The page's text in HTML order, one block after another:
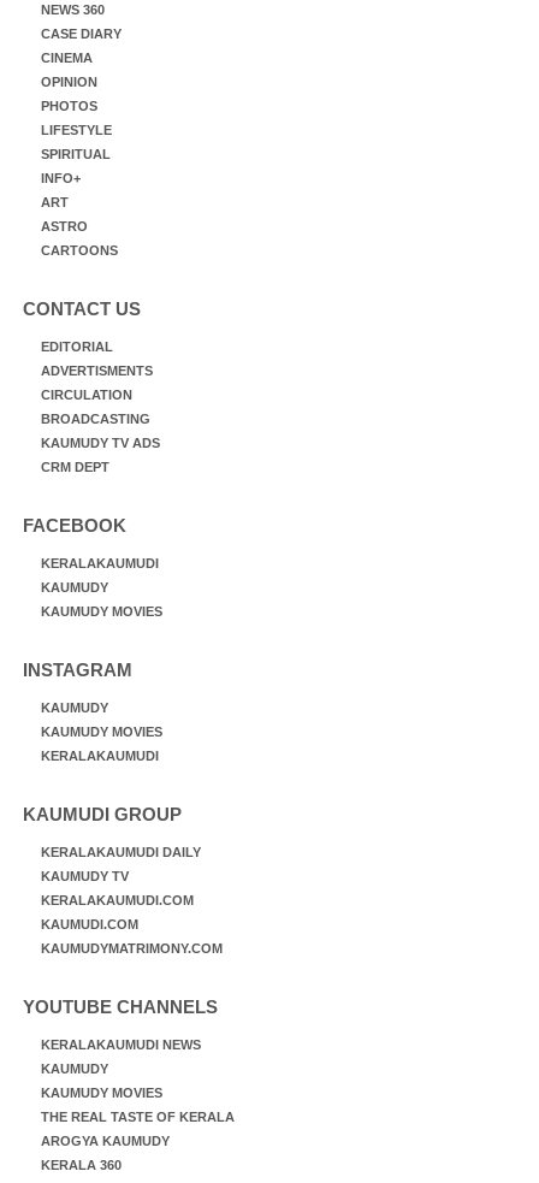
NEWS 360
CASE DIARY
CINEMA
OPINION
PHOTOS
LIFESTYLE
SPIRITUAL
INFO+
ART
ASTRO
CARTOONS
CONTACT US
EDITORIAL
ADVERTISMENTS
CIRCULATION
BROADCASTING
KAUMUDY TV ADS
CRM DEPT
FACEBOOK
KERALAKAUMUDI
KAUMUDY
KAUMUDY MOVIES
INSTAGRAM
KAUMUDY
KAUMUDY MOVIES
KERALAKAUMUDI
KAUMUDI GROUP
KERALAKAUMUDI DAILY
KAUMUDY TV
KERALAKAUMUDI.COM
KAUMUDI.COM
KAUMUDYMATRIMONY.COM
YOUTUBE CHANNELS
KERALAKAUMUDI NEWS
KAUMUDY
KAUMUDY MOVIES
THE REAL TASTE OF KERALA
AROGYA KAUMUDY
KERALA 360